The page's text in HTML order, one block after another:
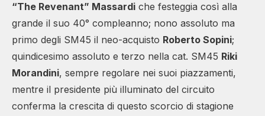
“The Revenant” Massardi che festeggia così alla
grande il suo 40° compleanno; nono assoluto ma
primo degli SM45 il neo-acquisto Roberto Sopini;
quindicesimo assoluto e terzo nella cat. SM45 Riki
Morandini, sempre regolare nei suoi piazzamenti,
mentre il presidente più illuminato del circuito
conferma la crescita di questo scorcio di stagione